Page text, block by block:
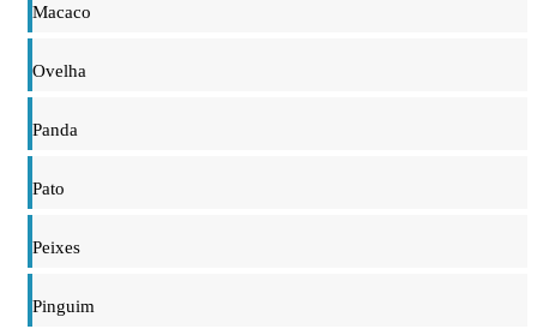
Macaco
Ovelha
Panda
Pato
Peixes
Pinguim